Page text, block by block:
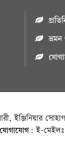
ইঞ্জিনিয়ার
যোগাযোগ: ই-মেইলঃ